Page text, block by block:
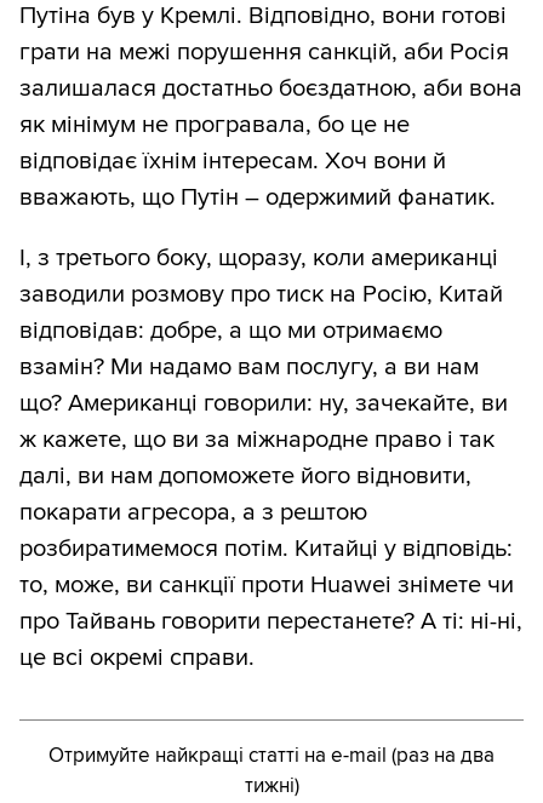
Путіна був у Кремлі. Відповідно, вони готові
грати на межі порушення санкцій, аби Росія
залишалася достатньо боєздатною, аби вона
як мінімум не програвала, бо це не
відповідає їхнім інтересам. Хоч вони й
вважають, що Путін – одержимий фанатик.
І, з третього боку, щоразу, коли американці
заводили розмову про тиск на Росію, Китай
відповідав: добре, а що ми отримаємо
взамін? Ми надамо вам послугу, а ви нам
що? Американці говорили: ну, зачекайте, ви
ж кажете, що ви за міжнародне право і так
далі, ви нам допоможете його відновити,
покарати агресора, а з рештою
розбиратимемося потім. Китайці у відповідь:
то, може, ви санкції проти Huawei знімете чи
про Тайвань говорити перестанете? А ті: ні-ні,
це всі окремі справи.
Отримуйте найкращі статті на e-mail (раз на два
тижні)